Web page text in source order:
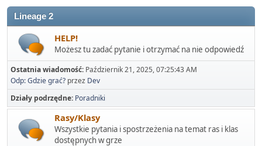
Lineage 2
HELP!
Możesz tu zadać pytanie i otrzymać na nie odpowiedź
Ostatnia wiadomość: Październik 21, 2025, 07:25:43 AM
Odp: Gdzie grać? przez Dev
Działy podrzędne Poradniki
Rasy/Klasy
Wszystkie pytania i spostrzeżenia na temat ras i klas
dostępnych w grze